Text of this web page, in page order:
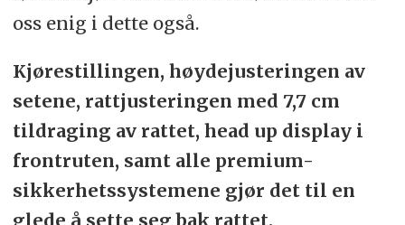
oss enig i dette også.
Kjørestillingen, høydejusteringen av
setene, rattjusteringen med 7,7 cm
tildraging av rattet, head up display i
frontruten, samt alle premium-
sikkerhetssystemene gjør det til en
glede å sette seg bak rattet.